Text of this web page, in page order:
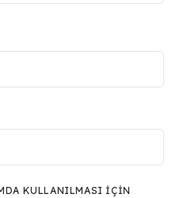
KULLANILMASI IÇIN